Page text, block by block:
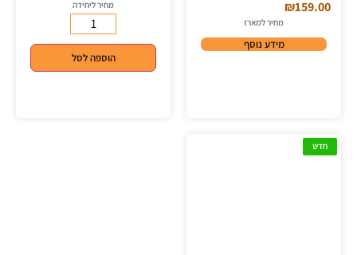
₪159.00
מחיר למארז
מידע נוסף
מחיר ליחידה
הוספה לסל
חדש